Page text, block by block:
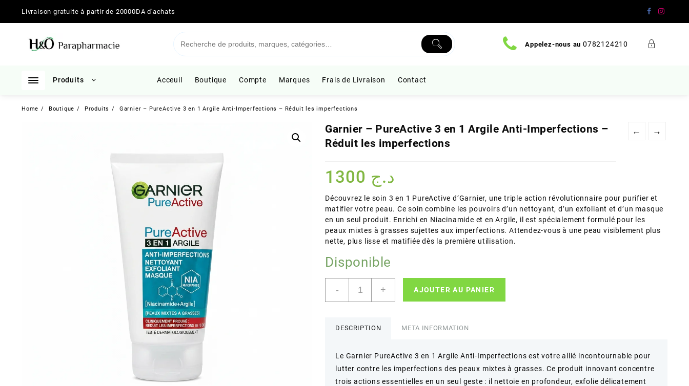
Livraison gratuite à partir de 20000DA d'achats
Appelez-nous au 0782124210
Produits Acceuil Boutique Compte Marques Frais de Livraison Contact
Home Boutique Produits Garnier – PureActive 3 en 1 Argile Anti-Imperfections – Réduit les imperfections
← →
Garnier – PureActive 3 en 1 Argile Anti-Imperfections –
Réduit les imperfections
د.ج
Découvrez le soin 3 en 1 PureActive d’Garnier, une triple action révolutionnaire pour purifier et
matifier votre peau. Ce soin combine les pouvoirs d’un nettoyant, d’un exfoliant et d’un masque
en un seul produit. Enrichi en Niacinamide et en Argile, il est spécialement formulé pour les
peaux mixtes à grasses sujettes aux imperfections. Attendez-vous à une peau visiblement plus
nette, plus lisse et matifiée dès la première utilisation.
Disponible
-
Garnier
PureActive
1
Argile
Anti-
+ AJOUTER AU PANIER
DESCRIPTION META INFORMATION
Le Garnier PureActive 3 en 1 Argile Anti-Imperfections est votre allié incontournable pour
lutter contre les imperfections des peaux mixtes à grasses. Ce produit innovant concentre
trois actions essentielles en un seul geste : il nettoie en profondeur, exfolie délicatement